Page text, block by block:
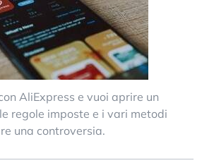
AliExpress e vuoi aprire un
regole imposte e i vari metodi
una controversia.